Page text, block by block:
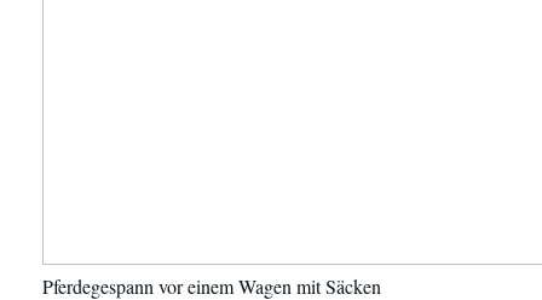
Pferdegespann vor einem Wagen mit Säcken